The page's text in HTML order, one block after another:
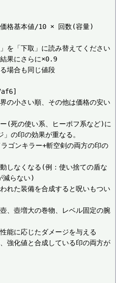
格基本値/10 × 回数(容量)
を「下取」に読み替えてください
果にさらに×0.9
場合も同じ値段
の小さい順、その他は価格の安い
(死の使い系、ヒーポフ系など)に
の印の効果が重なる。
ゴンキラー+斬空剣の両方の印の
しなくなる(例：使い捨ての盾な
減らない)
れた装備を合成すると呪いもつい
、壺増大の巻物、レベル固定の腕
能に応じたダメージを与える
強化値と合成している印の両方が